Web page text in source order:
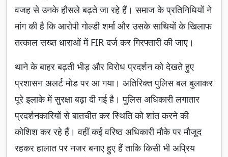
वजह से उनके हौसले बढ़ते जा रहे हैं। समाज के प्रतिनिधियों ने
मांग की है कि आरोपी गोल्डी शर्मा और उसके साथियों के खिलाफ
तत्काल सख्त धाराओं में FIR दर्ज कर गिरफ्तारी की जाए।
थाने के बाहर बढ़ती भीड़ और विरोध प्रदर्शन को देखते हुए
प्रशासन अलर्ट मोड पर आ गया। अतिरिक्त पुलिस बल बुलाकर
पूरे इलाके में सुरक्षा बढ़ा दी गई है। पुलिस अधिकारी लगातार
प्रदर्शनकारियों से बातचीत कर स्थिति को शांत करने की
कोशिश कर रहे हैं। वहीं कई वरिष्ठ अधिकारी मौके पर मौजूद
रहकर हालात पर नजर बनाए हुए हैं ताकि किसी भी अप्रिय